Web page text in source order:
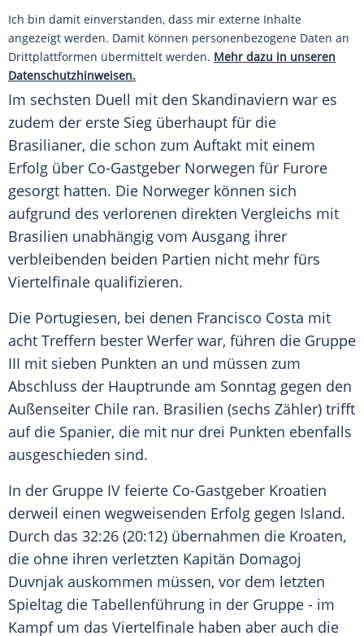
Ich bin damit einverstanden, dass mir externe Inhalte
angezeigt werden. Damit können personenbezogene Daten an
Drittplattformen übermittelt werden. Mehr dazu in unseren
Datenschutzhinweisen.
Im sechsten Duell mit den Skandinaviern war es
zudem der erste Sieg überhaupt für die
Brasilianer, die schon zum Auftakt mit einem
Erfolg über Co-Gastgeber Norwegen für Furore
gesorgt hatten. Die Norweger können sich
aufgrund des verlorenen direkten Vergleichs mit
Brasilien unabhängig vom Ausgang ihrer
verbleibenden beiden Partien nicht mehr fürs
Viertelfinale qualifizieren.
Die Portugiesen, bei denen Francisco Costa mit
acht Treffern bester Werfer war, führen die Gruppe
III mit sieben Punkten an und müssen zum
Abschluss der Hauptrunde am Sonntag gegen den
Außenseiter Chile ran. Brasilien (sechs Zähler) trifft
auf die Spanier, die mit nur drei Punkten ebenfalls
ausgeschieden sind.
In der Gruppe IV feierte Co-Gastgeber Kroatien
derweil einen wegweisenden Erfolg gegen Island.
Durch das 32:26 (20:12) übernahmen die Kroaten,
die ohne ihren verletzten Kapitän Domagoj
Duvnjak auskommen müssen, vor dem letzten
Spieltag die Tabellenführung in der Gruppe - im
Kampf um das Viertelfinale haben aber auch die